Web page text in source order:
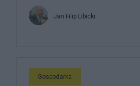
Jan Filip Libicki
Gospodarka